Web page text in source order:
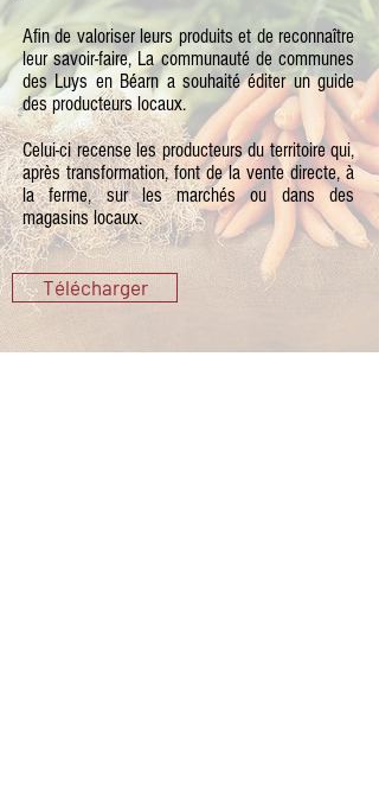
Afin de valoriser leurs produits et de reconnaître
leur savoir-faire, La communauté de communes
des Luys en Béarn a souhaité éditer un guide
des producteurs locaux.
Celui-ci recense les producteurs du territoire qui,
après transformation, font de la vente directe, à
la ferme, sur les marchés ou dans des
magasins locaux.
Télécharger